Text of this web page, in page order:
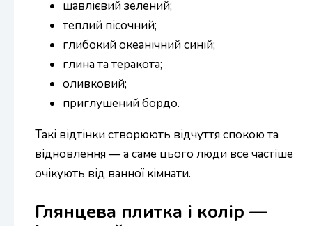
шавлієвий зелений;
теплий пісочний;
глибокий океанічний синій;
глина та теракота;
оливковий;
приглушений бордо.
Такі відтінки створюють відчуття спокою та
відновлення — а саме цього люди все частіше
очікують від ванної кімнати.
Глянцева плитка і колір —